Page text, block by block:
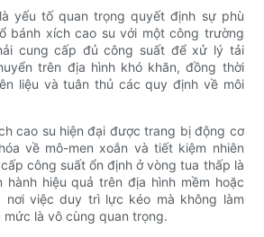
yếu tố quan trọng quyết định sự phù
bánh xích cao su với một công trường
cung cấp đủ công suất để xử lý tải
trên địa hình khó khăn, đồng thời
liệu và tuân thủ các quy định về môi
cao su hiện đại được trang bị động cơ
về mô-men xoắn và tiết kiệm nhiên
công suất ổn định ở vòng tua thấp là
hiệu quả trên địa hình mềm hoặc
nơi việc duy trì lực kéo mà không làm
là vô cùng quan trọng.